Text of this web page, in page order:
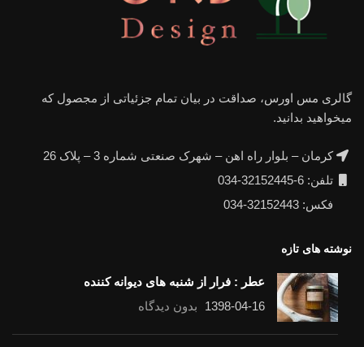
گالری مس اورس، صداقت در بیان تمام جزئیاتی از مجصول که
میخواهید بدانید.
کرمان – بلوار راه اهن – شهرک صنعتی شماره 3 – پلاک 26
تلفن: 6-32152445-034
فکس: 32152443-034
نوشته های تازه
عطر : فرار از شنبه های دیوانه کننده
1398-04-16
بدون دیدگاه